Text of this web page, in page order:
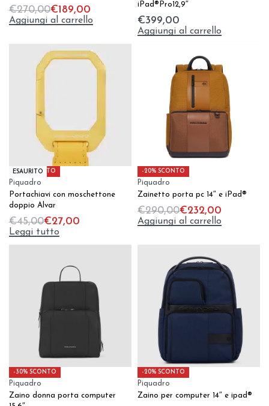
€270,00€189,00
Aggiungi al carrello
iPad®Pro12,9″
€399,00
Aggiungi al carrello
-40% SCONTO
ESAURITO
Piquadro
Portachiavi con moschettone
doppio Alvar
€45,00€27,00
Leggi tutto
-20% SCONTO
Piquadro
Zainetto porta pc 14″ e iPad®
€290,00€232,00
Aggiungi al carrello
-30% SCONTO
Piquadro
Zaino donna porta computer
-20% SCONTO
Piquadro
Zaino per computer 14″ e ipad®